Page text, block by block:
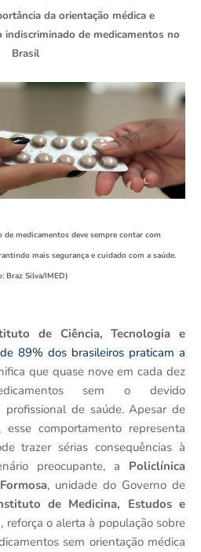
da orientação médica e
de medicamentos no
Brasil
medicamentos deve sempre contar com
mais segurança e cuidado com a saúde.
Braz Silva/IMED)
de Ciência, Tecnologia e
89% dos brasileiros praticam a
que quase nove em cada dez
sem o devido
de saúde. Apesar de
comportamento representa
trazer sérias consequências à
preocupante, a Policlínica
, unidade do Governo de
de Medicina, Estudos e
, reforça o alerta à população sobre
sem orientação médica